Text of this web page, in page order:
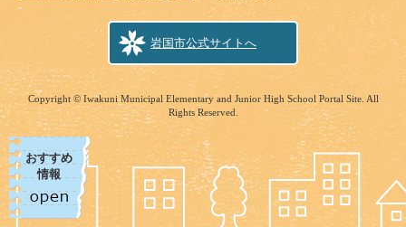
岩国市公式サイトへ
Copyright © Iwakuni Municipal Elementary and Junior High School Portal Site. All
Rights Reserved.
おすすめ
情報